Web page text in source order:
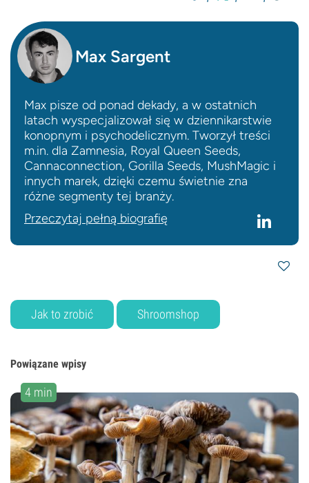
Max Sargent
Max pisze od ponad dekady, a w ostatnich
latach wyspecjalizował się w dziennikarstwie
konopnym i psychodelicznym. Tworzył treści
m.in. dla Zamnesia, Royal Queen Seeds,
Cannaconnection, Gorilla Seeds, MushMagic i
innych marek, dzięki czemu świetnie zna
różne segmenty tej branży.
Przeczytaj pełną biografię
Jak to zrobić Shroomshop
Powiązane wpisy
4 min